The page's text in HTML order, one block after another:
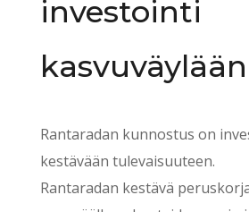
investointi
Rantaradan kunnostus on
kestävään tulevaisuuteen.
Rantaradan kestävä